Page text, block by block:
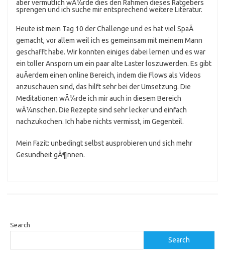
aber vermutlich wÃ¼rde dies den Rahmen dieses Ratgebers
sprengen und ich suche mir entsprechend weitere Literatur.
Heute ist mein Tag 10 der Challenge und es hat viel SpaÃ
gemacht, vor allem weil ich es gemeinsam mit meinem Mann
geschafft habe. Wir konnten einiges dabei lernen und es war
ein toller Ansporn um ein paar alte Laster loszuwerden. Es gibt
auÃerdem einen online Bereich, indem die Flows als Videos
anzuschauen sind, das hilft sehr bei der Umsetzung. Die
Meditationen wÃ¼rde ich mir auch in diesem Bereich
wÃ¼nschen. Die Rezepte sind sehr lecker und einfach
nachzukochen. Ich habe nichts vermisst, im Gegenteil.
Mein Fazit: unbedingt selbst ausprobieren und sich mehr
Gesundheit gÃ¶nnen.
Search
Search